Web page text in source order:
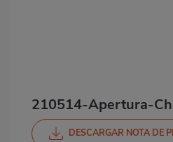
210514-Apertura-
DESCARGAR NOTA DE